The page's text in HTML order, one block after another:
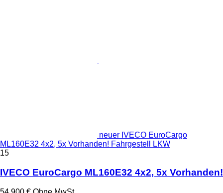
neuer IVECO EuroCargo
ML160E32 4x2, 5x Vorhanden! Fahrgestell LKW
15
IVECO EuroCargo ML160E32 4x2, 5x Vorhanden!